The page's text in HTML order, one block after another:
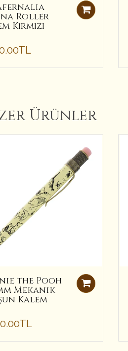
Roller
Kırmızı
Ürünler
the Pooh
Mekanik
Kalem